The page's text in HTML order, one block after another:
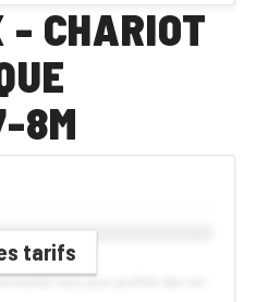
CHARIOT
8M
tarifs
vous pour profiter des vos